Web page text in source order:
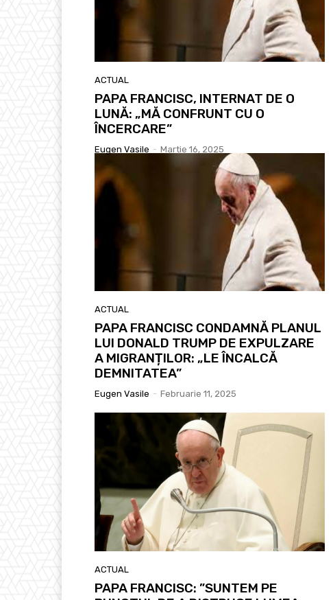
ACTUAL
PAPA FRANCISC, INTERNAT DE O
LUNĂ: „MĂ CONFRUNT CU O
ÎNCERCARE”
Eugen Vasile - Martie 16, 2025
ACTUAL
PAPA FRANCISC CONDAMNĂ PLANUL
LUI DONALD TRUMP DE EXPULZARE
A MIGRANȚILOR: „LE ÎNCALCĂ
DEMNITATEA”
Eugen Vasile - Februarie 11, 2025
ACTUAL
PAPA FRANCISC: ”SUNTEM PE